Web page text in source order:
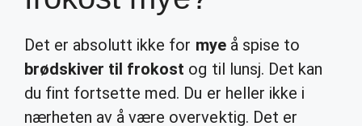
Det er absolutt ikke for myeå spise to
brødskiver til frokost og til lunsj. Det kan
du fint fortsette med. Du er heller ikke i
nærheten av å være overvektig. Det er